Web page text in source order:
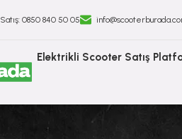
Satış: ⁠0850 840 50 05
Elektrikli Scooter Satış